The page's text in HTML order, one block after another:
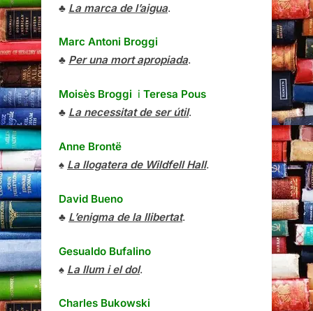
♣ La marca de l’aigua.
Marc Antoni Broggi
♣ Per una mort apropiada.
Moisès Broggi i Teresa Pous
♣ La necessitat de ser útil.
Anne Brontë
♠ La llogatera de Wildfell Hall.
David Bueno
♣ L’enigma de la llibertat.
Gesualdo Bufalino
♠ La llum i el dol.
Charles Bukowski